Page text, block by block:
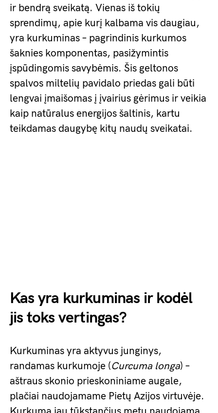
ir bendrą sveikatą. Vienas iš tokių
sprendimų, apie kurį kalbama vis daugiau,
yra kurkuminas – pagrindinis kurkumos
šaknies komponentas, pasižymintis
įspūdingomis savybėmis. Šis geltonos
spalvos miltelių pavidalo priedas gali būti
lengvai įmaišomas į įvairius gėrimus ir veikia
kaip natūralus energijos šaltinis, kartu
teikdamas daugybę kitų naudų sveikatai.
Kas yra kurkuminas ir kodėl
jis toks vertingas?
Kurkuminas yra aktyvus junginys,
randamas kurkumoje (Curcuma longa) –
aštraus skonio prieskoniniame augale,
plačiai naudojamame Pietų Azijos virtuvėje.